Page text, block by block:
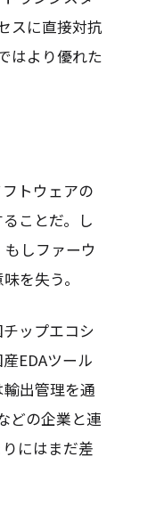
スに直接対抗
はより優れた
トウェアの
ことだ。し
しファーウ
を失う。
ップエコシ
EDAツール
出管理を通
どの企業と連
にはまだ差